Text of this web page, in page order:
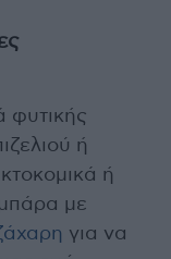
φυτικής
ή
ή
με
για να